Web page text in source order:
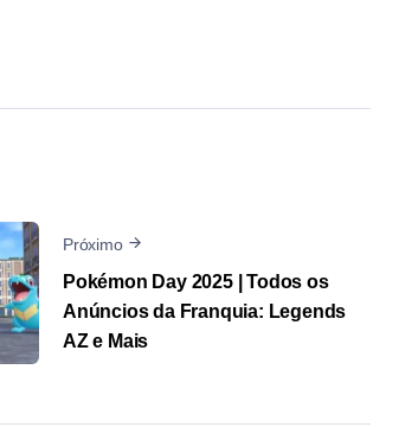
Próximo
Pokémon Day 2025 | Todos os
Anúncios da Franquia: Legends
AZ e Mais